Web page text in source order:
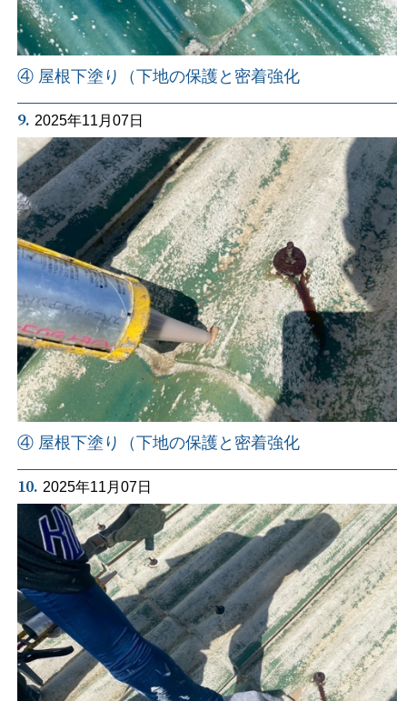
④ 屋根下塗り（下地の保護と密着強化
9. 2025年11月07日
④ 屋根下塗り（下地の保護と密着強化
10. 2025年11月07日